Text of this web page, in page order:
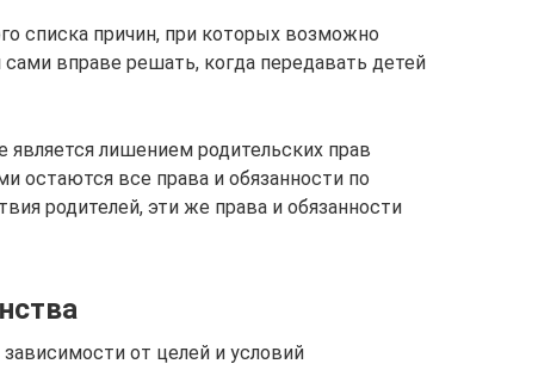
списка причин, при которых возможно
вправе решать, когда передавать детей
лишением родительских прав
остаются все права и обязанности по
родителей, эти же права и обязанности
от целей и условий